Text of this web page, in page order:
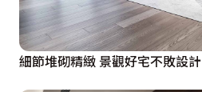
細節堆砌精緻 景觀好宅不敗設計